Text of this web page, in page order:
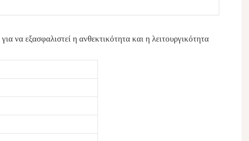
να εξασφαλιστεί η ανθεκτικότητα και η λειτουργικότητα